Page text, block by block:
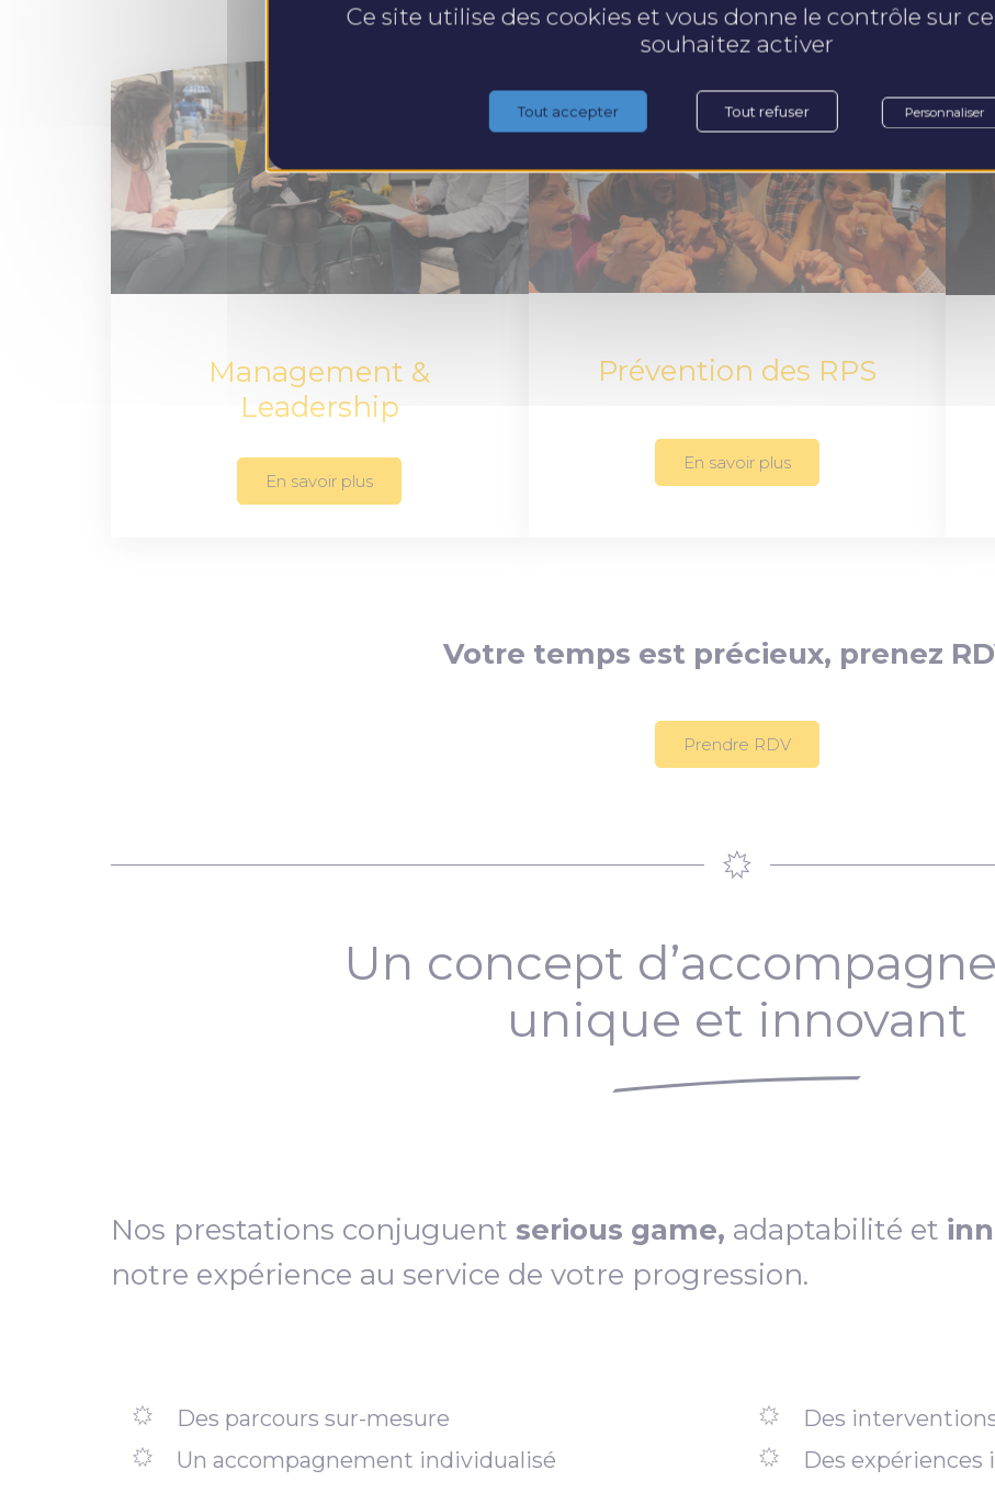
Management &
Leadership
En savoir plus
Prévention des RPS
En savoir plus
Votre temps est précieux, prenez
Prendre RDV
Un concept
unique et innovant
Nos prestations conjuguent serious game, adaptabilité et
notre expérience au service de votre progression.
Des parcours sur-mesure
Un accompagnement individualisé
Des
Des expériences
Ce site utilise des cookies et vous donne le contrôle sur
souhaitez activer
Tout accepter Tout refuser Personnaliser